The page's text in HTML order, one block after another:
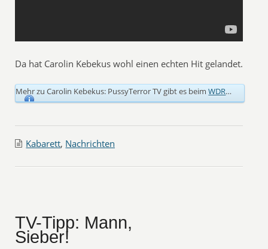
Da hat Carolin Kebekus wohl einen echten Hit gelandet.
Mehr zu Carolin Kebekus: PussyTerror TV gibt es beimWDR…
Kabarett, Nachrichten
TV-Tipp: Mann,
Sieber!